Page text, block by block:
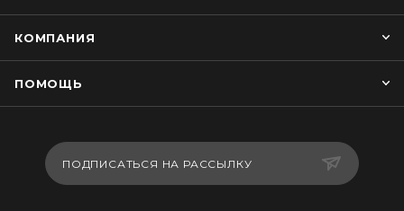
КОМПАНИЯ
ПОМОЩЬ
ПОДПИСАТЬСЯ НА РАССЫЛКУ